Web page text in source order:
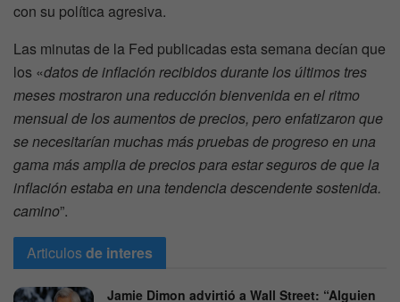
con su política agresiva.
Las minutas de la Fed publicadas esta semana decían que
los «datos de inflación recibidos durante los últimos tres
meses mostraron una reducción bienvenida en el ritmo
mensual de los aumentos de precios, pero enfatizaron que
se necesitarían muchas más pruebas de progreso en una
gama más amplia de precios para estar seguros de que la
inflación estaba en una tendencia descendente sostenida.
camino”.
Articulosde interes
Jamie Dimon advirtió a Wall Street: “Alguien